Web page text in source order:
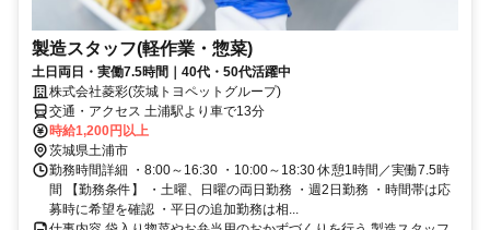
製造スタッフ(軽作業・惣菜)
土日両日・実働7.5時間｜40代・50代活躍中
株式会社菱彩(茨城トヨペットグループ)
交通・アクセス 土浦駅より車で13分
時給1,200円以上
茨城県土浦市
勤務時間詳細 ・8:00～16:30 ・10:00～18:30 休憩1時間／実働7.5時
間 【勤務条件】 ・土曜、日曜の両日勤務 ・週2日勤務 ・時間帯は応
募時に希望を確認 ・平日の追加勤務は相...